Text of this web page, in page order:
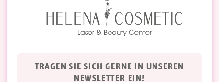
TRAGEN SIE SICH GERNE IN UNSEREN
NEWSLETTER EIN!